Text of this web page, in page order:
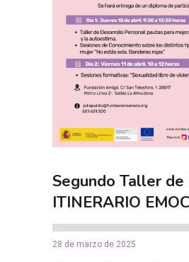
Segundo Taller de
ITINERARIO
28 de marzo de 2025